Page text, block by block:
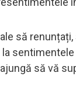
să
să vă